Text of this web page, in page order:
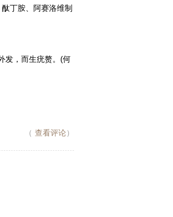
丁胺、阿赛洛维制
发，而生疣赘。(何
（ 查看评论）